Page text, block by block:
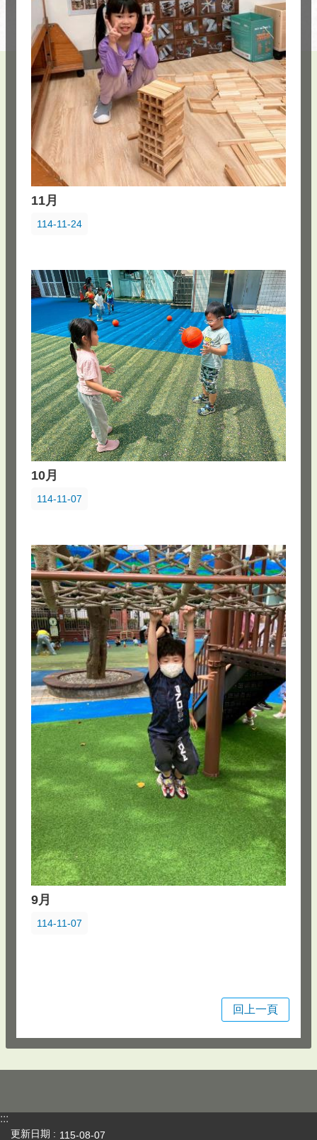
11月
114-11-24
10月
114-11-07
9月
114-11-07
回上一頁
:::
更新日期 115-08-07